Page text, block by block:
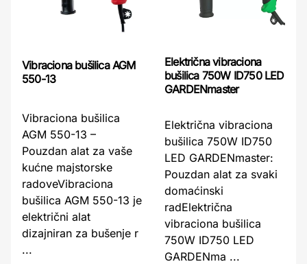
Vibraciona bušilica AGM
550-13
Vibraciona bušilica
AGM 550-13 –
Pouzdan alat za vaše
kućne majstorske
radoveVibraciona
bušilica AGM 550-13 je
električni alat
dizajniran za bušenje r
...
Električna vibraciona
bušilica 750W ID750 LED
GARDENmaster
Električna vibraciona
bušilica 750W ID750
LED GARDENmaster:
Pouzdan alat za svaki
domaćinski
radElektrična
vibraciona bušilica
750W ID750 LED
GARDENma ...